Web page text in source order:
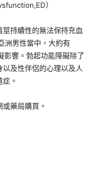
）
持續性的無法保持充血
洲男性當中，大約有
影響。勃起功能障礙除了
及性伴侶的心理以及人
。
藥局購買。